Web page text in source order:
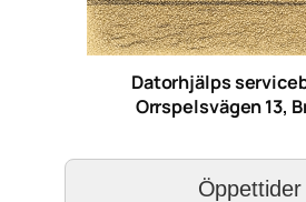
Datorhjälps
Orrspelsvägen 13,
Öppettider